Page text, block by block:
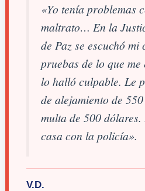
«Yo tenía problemas
maltrato… En la
de Paz se escuchó mi
pruebas de lo que
lo halló culpable. Le
de alejamiento de
multa de 500
casa con la policía».
V.D.